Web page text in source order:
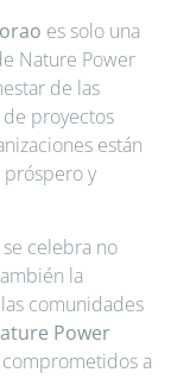
es solo una
Nature Power
de las
proyectos
están
y
celebra no
la
comunidades
Power
comprometidos a